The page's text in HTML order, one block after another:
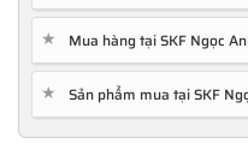
★ Mua hàng tại SKF Ngọc
★ Sản phẩm mua tại SKF